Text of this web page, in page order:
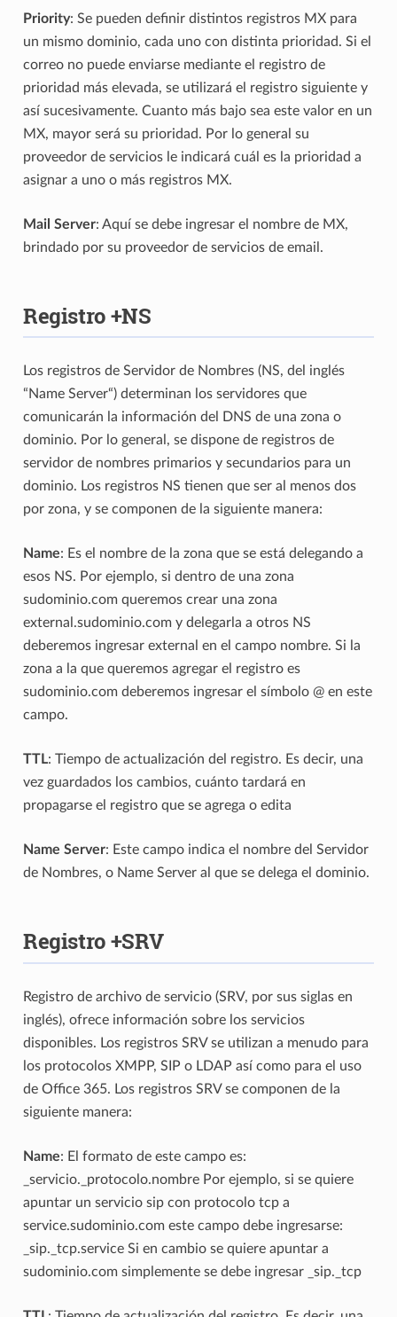
Priority: Se pueden definir distintos registros MX para
un mismo dominio, cada uno con distinta prioridad. Si el
correo no puede enviarse mediante el registro de
prioridad más elevada, se utilizará el registro siguiente y
así sucesivamente. Cuanto más bajo sea este valor en un
MX, mayor será su prioridad. Por lo general su
proveedor de servicios le indicará cuál es la prioridad a
asignar a uno o más registros MX.
Mail Server: Aquí se debe ingresar el nombre de MX,
brindado por su proveedor de servicios de email.
Registro +NS
Los registros de Servidor de Nombres (NS, del inglés
“Name Server“) determinan los servidores que
comunicarán la información del DNS de una zona o
dominio. Por lo general, se dispone de registros de
servidor de nombres primarios y secundarios para un
dominio. Los registros NS tienen que ser al menos dos
por zona, y se componen de la siguiente manera:
Name: Es el nombre de la zona que se está delegando a
esos NS. Por ejemplo, si dentro de una zona
sudominio.com queremos crear una zona
external.sudominio.com y delegarla a otros NS
deberemos ingresar external en el campo nombre. Si la
zona a la que queremos agregar el registro es
sudominio.com deberemos ingresar el símbolo @ en este
campo.
TTL: Tiempo de actualización del registro. Es decir, una
vez guardados los cambios, cuánto tardará en
propagarse el registro que se agrega o edita
Name Server: Este campo indica el nombre del Servidor
de Nombres, o Name Server al que se delega el dominio.
Registro +SRV
Registro de archivo de servicio (SRV, por sus siglas en
inglés), ofrece información sobre los servicios
disponibles. Los registros SRV se utilizan a menudo para
los protocolos XMPP, SIP o LDAP así como para el uso
de Office 365. Los registros SRV se componen de la
siguiente manera:
Name: El formato de este campo es:
_servicio._protocolo.nombre Por ejemplo, si se quiere
apuntar un servicio sip con protocolo tcp a
service.sudominio.com este campo debe ingresarse:
_sip._tcp.service Si en cambio se quiere apuntar a
sudominio.com simplemente se debe ingresar _sip._tcp